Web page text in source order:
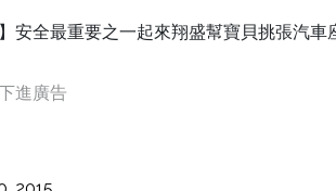
】安全最重要之一起來翔盛幫寶貝挑張汽車
進廣告